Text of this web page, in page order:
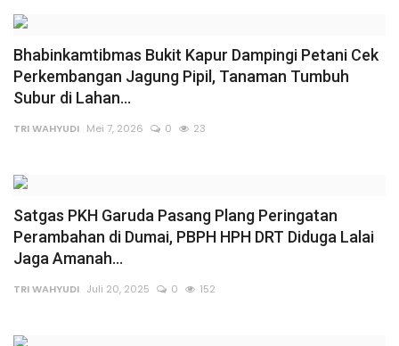
Solo Raya
Sumsel
Sumut
News
Bhabinkamtibmas Bukit Kapur Dampingi Petani Cek
Perkembangan Jagung Pipil, Tanaman Tumbuh
Subur di Lahan...
TRI WAHYUDI Mei 7, 2026 0 23
Satgas PKH Garuda Pasang Plang Peringatan
Perambahan di Dumai, PBPH HPH DRT Diduga Lalai
Jaga Amanah...
TRI WAHYUDI Juli 20, 2025 0 152